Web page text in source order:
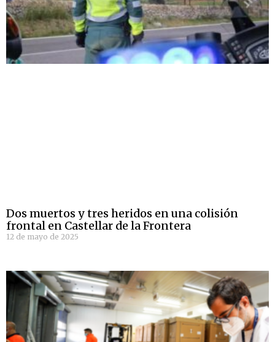
Dos muertos y tres heridos en una colisión
frontal en Castellar de la Frontera
12 de mayo de 2025